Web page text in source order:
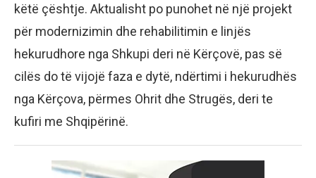
këtë çështje. Aktualisht po punohet në një projekt
për modernizimin dhe rehabilitimin e linjës
hekurudhore nga Shkupi deri në Kërçovë, pas së
cilës do të vijojë faza e dytë, ndërtimi i hekurudhës
nga Kërçova, përmes Ohrit dhe Strugës, deri te
kufiri me Shqipërinë.